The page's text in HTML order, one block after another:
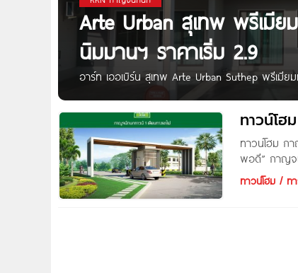
Arte Urban สุเทพ พรีเมีย
นิมมานฯ ราคาเริ่ม 2.9
อาร์ท เออเบิร์น สุเทพ Arte Urban Suthep พรีเมีย
ชลประทาน ต.สุเทพ อ.เมืองเชียงใหม่ จ.เชียงใหม่ เดิ
ทาวน์โฮ
ทาวน์โฮม ก
พอดี” กาญจ
การเริ่มบท
ในราคาสบา
ทาวน์โฮม / ท